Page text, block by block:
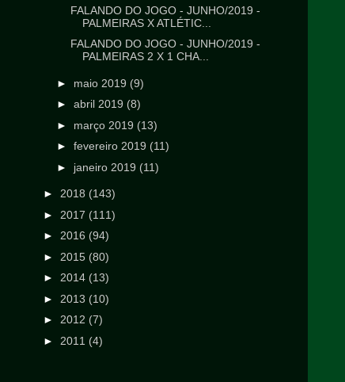
FALANDO DO JOGO - JUNHO/2019 -
PALMEIRAS X ATLÉTIC...
FALANDO DO JOGO - JUNHO/2019 -
PALMEIRAS 2 X 1 CHA...
► maio 2019 (9)
► abril 2019 (8)
► março 2019 (13)
► fevereiro 2019 (11)
► janeiro 2019 (11)
► 2018 (143)
► 2017 (111)
► 2016 (94)
► 2015 (80)
► 2014 (13)
► 2013 (10)
► 2012 (7)
► 2011 (4)